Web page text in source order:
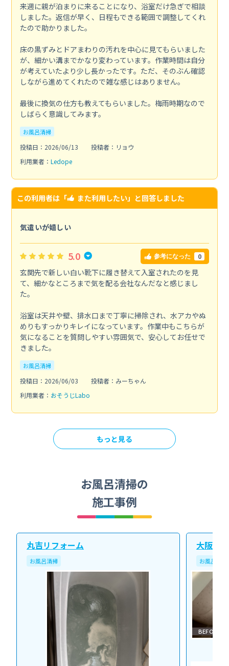
来週に親が泊まりに来ることになり、浴室だけ急ぎで相談
しました。返信が早く、日程もできる範囲で調整してくれ
たので助かりました。
床の黒ずみとドアまわりの汚れを中心に見てもらいました
が、細かい溝までかなり変わっています。作業時間は自分
が考えていたより少し長かったです。ただ、そのぶん確認
しながら進めてくれたので雑な感じはありません。
最後に換気の仕方も教えてもらいました。梅雨時期なので
しばらく意識してみます。
お風呂清掃
投稿日：2026/06/13
投稿者：リョウ
利用業者： Ledope
この利用者は「 また利用したい」と回答しました
気遣いが嬉しい
5.0 参考になった 0
玄関先で新しい白い靴下に履き替えて入室されたのを見
て、細かなところまで気を配る会社なんだなと感じまし
た。
浴室は天井や壁、排水口まで丁寧に掃除され、水アカやぬ
めりもすっかりキレイになっています。作業中もこちらが
気になることを質問しやすい雰囲気で、安心してお任せで
きました。
お風呂清掃
投稿日：2026/06/03
投稿者：みーちゃん
利用業者： おそうじLabo
もっと見る
お風呂清掃の
施工事例
丸吉リフォーム
お風呂清掃
大阪北
お風呂清掃
BEFORE